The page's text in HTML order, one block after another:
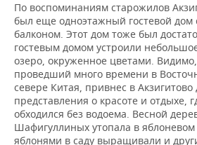
По воспоминаниям старожилов
был еще одноэтажный гостевой дом
балконом. Этот дом тоже был
гостевым домом устроили
озеро, окруженное цветами.
проведший много времени в
севере Китая, привнес в
представления о красоте и отдыхе,
обходился без водоема. Весной
Шафигуллиных утопала в яблоневом
яблонями в саду выращивали и